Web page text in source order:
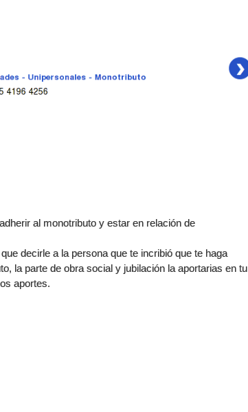
al monotributo y estar en relación de
decirle a la persona que te incribió que te haga
la parte de obra social y jubilación la aportarias en tu
aportes.